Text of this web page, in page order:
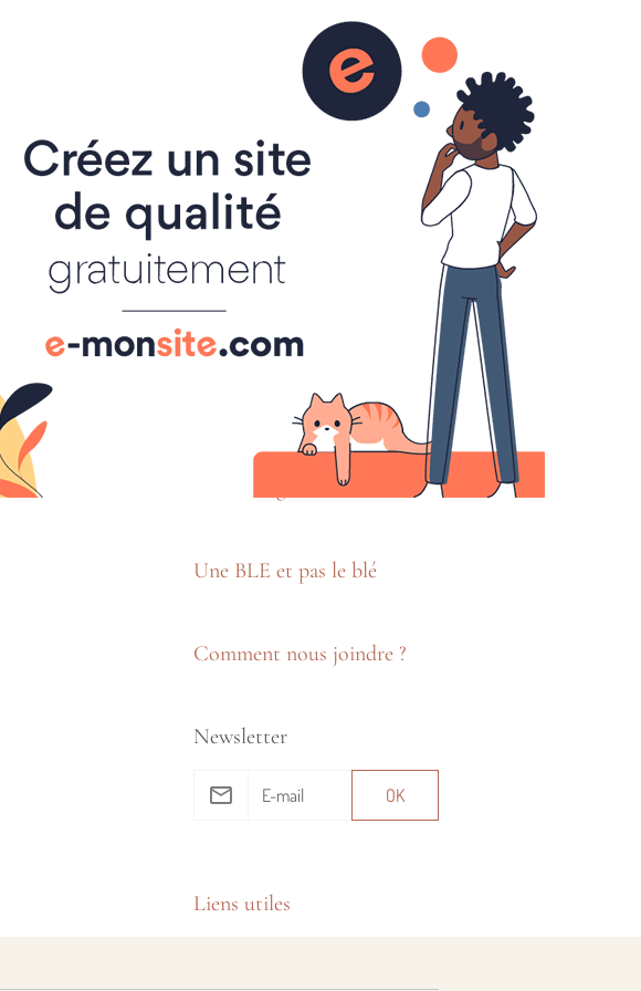
Forum Réservation
Quoi de neuf ???
Moret sur Loing
Le SEL en quelques mots
Une BLE et pas le blé
Comment nous joindre ?
Newsletter
OK
Liens utiles